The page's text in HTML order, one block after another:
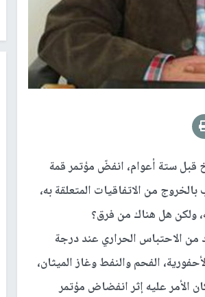
قبل ستة أعوام، انفضّ مؤتمر قمة
من الاتفاقيات المتعلقة به،
ولكن هل هناك من فرق؟
من الاحتباس الحراري عند درجة
الفحم والنفط وغاز الميثان،
الخضراء بشكل تدريجي حتى العام 2050، وكما كان الأمر عليه إثر انفضاض مؤتمر